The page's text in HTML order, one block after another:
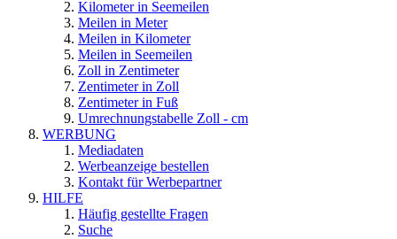
Kilometer in Seemeilen
Meilen in Meter
Meilen in Kilometer
Meilen in Seemeilen
Zoll in Zentimeter
Zentimeter in Zoll
Zentimeter in Fuß
Umrechnungstabelle Zoll - cm
WERBUNG
Mediadaten
Werbeanzeige bestellen
Kontakt für Werbepartner
HILFE
Häufig gestellte Fragen
Suche